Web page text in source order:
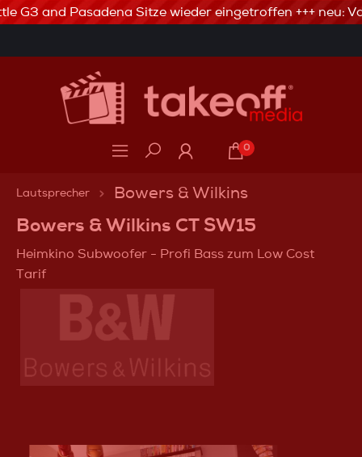
3% Skonto bei Vorkasse via Banküberweisung
G3 and Pasadena Sitze wieder eingetroffen +++ neu:
0
Lautsprecher Bowers & Wilkins
Bowers & Wilkins CT SW15
Heimkino Subwoofer - Profi Bass zum Low Cost
Tarif